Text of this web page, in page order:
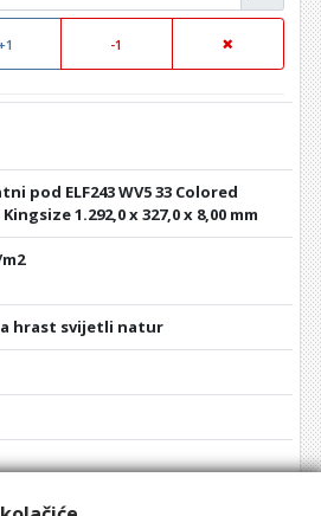
-1
pod ELF243 WV5 33 Colored
1.292,0 x 327,0 x 8,00 mm
hrast svijetli natur